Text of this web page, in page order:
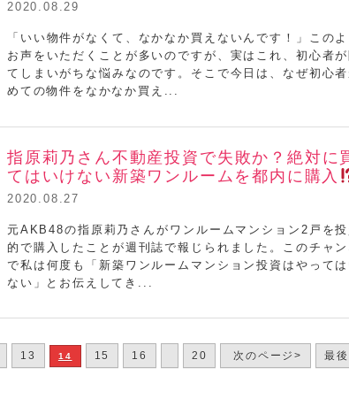
浦田健ミニセミナー
2020.08.29
「いい物件がなくて、なかなか買えないんです！」このよ
お声をいただくことが多いのですが、実はこれ、初心者が
てしまいがちな悩みなのです。そこで今日は、なぜ初心者
めての物件をなかなか買え...
浦田健ミニセミナー
指原莉乃さん不動産投資で失敗か？絶対に
てはいけない新築ワンルームを都内に購入
2020.08.27
元AKB48の指原莉乃さんがワンルームマンション2戸を投
的で購入したことが週刊誌で報じられました。このチャ
で私は何度も「新築ワンルームマンション投資はやっては
ない」とお伝えしてき...
13 14 15 16 20 次のページ> 最